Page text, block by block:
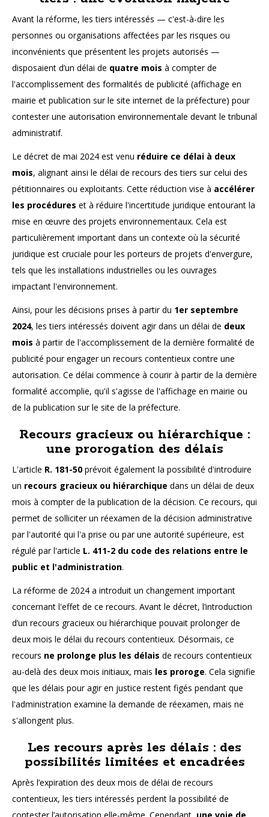
Avant la réforme, les tiers intéressés — c'est-à-dire les
personnes ou organisations affectées par les risques ou
inconvénients que présentent les projets autorisés —
disposaient d’un délai de quatre mois à compter de
l'accomplissement des formalités de publicité (affichage en
mairie et publication sur le site internet de la préfecture) pour
contester une autorisation environnementale devant le tribunal
administratif.
Le décret de mai 2024 est venu réduire ce délai à deux
mois, alignant ainsi le délai de recours des tiers sur celui des
pétitionnaires ou exploitants. Cette réduction vise à accélérer
les procédures et à réduire l'incertitude juridique entourant la
mise en œuvre des projets environnementaux. Cela est
particulièrement important dans un contexte où la sécurité
juridique est cruciale pour les porteurs de projets d'envergure,
tels que les installations industrielles ou les ouvrages
impactant l'environnement.
Ainsi, pour les décisions prises à partir du 1er septembre
2024, les tiers intéressés doivent agir dans un délai de deux
mois à partir de l'accomplissement de la dernière formalité de
publicité pour engager un recours contentieux contre une
autorisation. Ce délai commence à courir à partir de la dernière
formalité accomplie, qu'il s'agisse de l'affichage en mairie ou
de la publication sur le site de la préfecture.
Recours gracieux ou hiérarchique :
une prorogation des délais
L'article R. 181-50 prévoit également la possibilité d'introduire
un recours gracieux ou hiérarchique dans un délai de deux
mois à compter de la publication de la décision. Ce recours, qui
permet de solliciter un réexamen de la décision administrative
par l'autorité qui l'a prise ou par une autorité supérieure, est
régulé par l'article L. 411-2 du code des relations entre le
public et l'administration.
La réforme de 2024 a introduit un changement important
concernant l'effet de ce recours. Avant le décret, l’introduction
d’un recours gracieux ou hiérarchique pouvait prolonger de
deux mois le délai du recours contentieux. Désormais, ce
recours ne prolonge plus les délais de recours contentieux
au-delà des deux mois initiaux, mais les proroge. Cela signifie
que les délais pour agir en justice restent figés pendant que
l'administration examine la demande de réexamen, mais ne
s'allongent plus.
Les recours après les délais : des
possibilités limitées et encadrées
Après l’expiration des deux mois de délai de recours
contentieux, les tiers intéressés perdent la possibilité de